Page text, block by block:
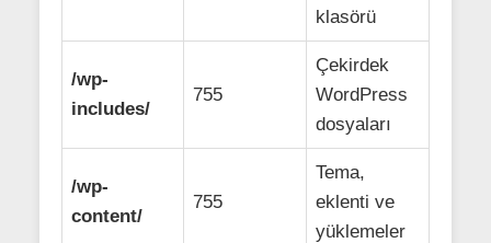
klasörü
/wp-
includes/
755
Çekirdek
WordPress
dosyaları
/wp-
content/
755
Tema,
eklenti ve
yüklemeler